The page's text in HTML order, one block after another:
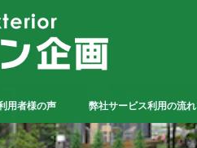
用者様の声 弊社サービス利用の流れ